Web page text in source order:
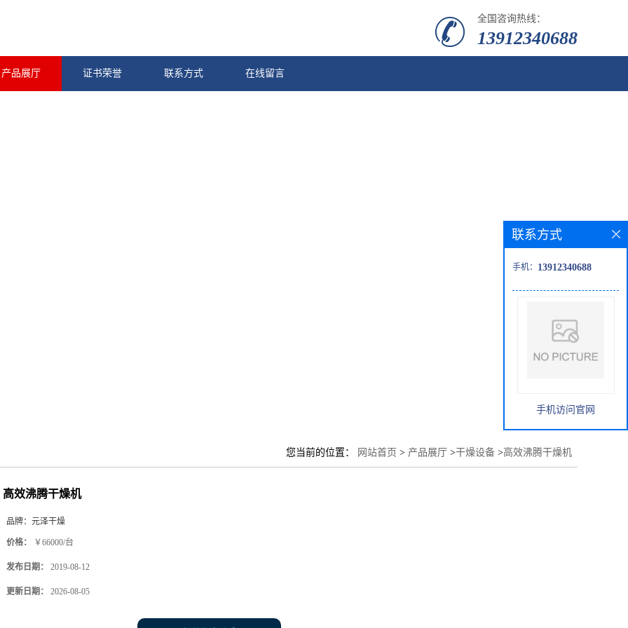
全国咨询热线：
13912340688
产品展厅 证书荣誉 联系方式 在线留言
您当前的位置： 网站首页 > 产品展厅 >干燥设备 >高效沸腾干燥机
高效沸腾干燥机
品牌： 元泽干燥
价格： ￥66000/台
发布日期： 2019-08-12
更新日期： 2026-08-05
联系方式
手机： 13912340688
手机访问官网